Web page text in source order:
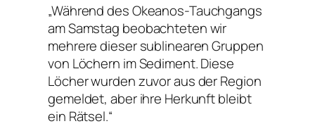
„Während des Okeanos-Tauchgangs
am Samstag beobachteten wir
mehrere dieser sublinearen Gruppen
von Löchern im Sediment. Diese
Löcher wurden zuvor aus der Region
gemeldet, aber ihre Herkunft bleibt
ein Rätsel.“